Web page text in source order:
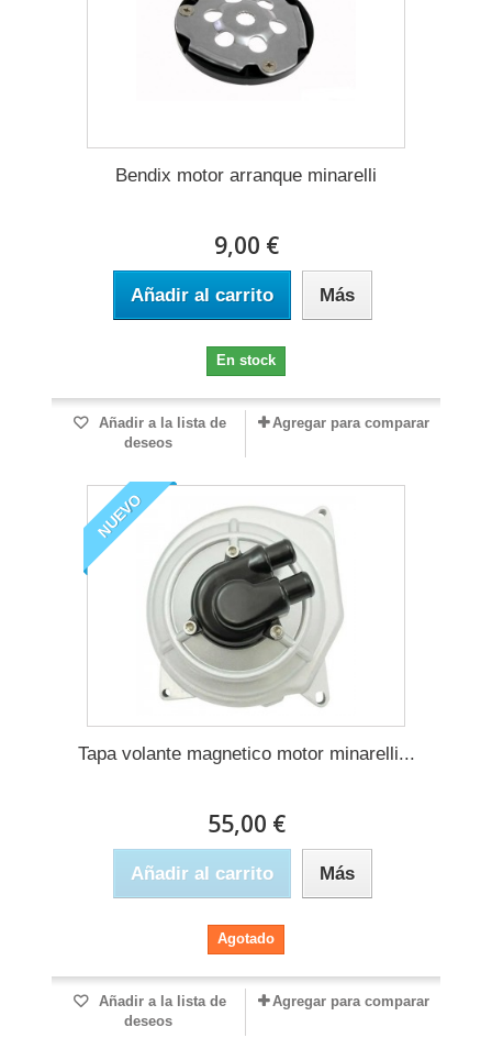
Bendix motor arranque minarelli
9,00 €
Añadir al carrito Más
En stock
Añadir a la lista de
deseos
Agregar para comparar
NUEVO
Tapa volante magnetico motor minarelli...
55,00 €
Añadir al carrito Más
Agotado
Añadir a la lista de
deseos
Agregar para comparar